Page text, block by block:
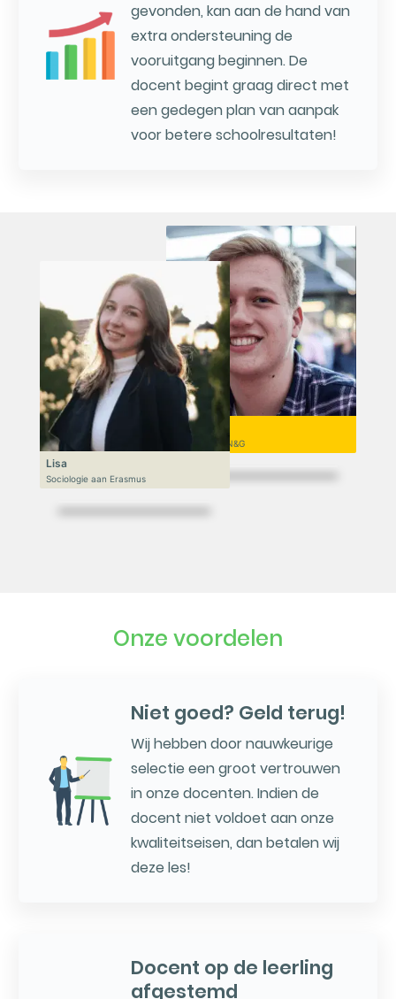
gevonden, kan aan de hand van
extra ondersteuning de
vooruitgang beginnen. De
docent begint graag direct met
een gedegen plan van aanpak
voor betere schoolresultaten!
Niek
VWO 6, N&T/N&G
Lisa
Sociologie aan Erasmus
Onze voordelen
Niet goed? Geld terug!
Wij hebben door nauwkeurige
selectie een groot vertrouwen
in onze docenten. Indien de
docent niet voldoet aan onze
kwaliteitseisen, dan betalen wij
deze les!
Docent op de leerling
afgestemd